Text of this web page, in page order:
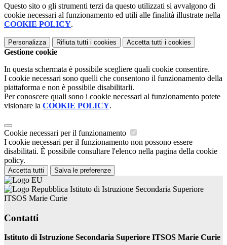
Questo sito o gli strumenti terzi da questo utilizzati si avvalgono di
cookie necessari al funzionamento ed utili alle finalità illustrate nella
COOKIE POLICY.
Personalizza Rifiuta tutti i cookies Accetta tutti i cookies
Gestione cookie
In questa schermata è possibile scegliere quali cookie consentire.
I cookie necessari sono quelli che consentono il funzionamento della
piattaforma e non è possibile disabilitarli.
Per conoscere quali sono i cookie necessari al funzionamento potete
visionare la COOKIE POLICY.
Cookie necessari per il funzionamento
I cookie necessari per il funzionamento non possono essere
disabilitati. È possibile consultare l'elenco nella pagina della cookie
policy.
Accetta tutti Salva le preferenze
Istituto di Istruzione Secondaria Superiore
ITSOS Marie Curie
Contatti
Istituto di Istruzione Secondaria Superiore ITSOS Marie Curie